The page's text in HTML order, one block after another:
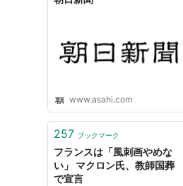
www.asahi.com
257 ブックマーク
フランスは「風刺画やめな
い」 マクロン氏、教師国葬
で宣言